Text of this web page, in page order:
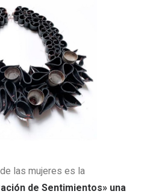
las mujeres es la
de Sentimientos» una